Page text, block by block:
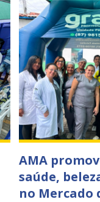
AMA
saúde,
no Mercado